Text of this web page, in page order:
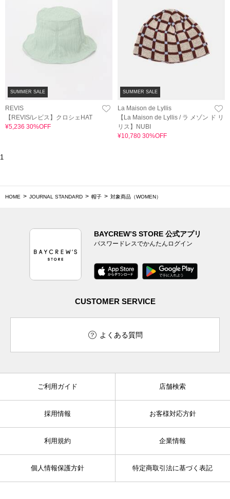
SUMMER SALE
REVIS
【REVIS/レビス】クロシェHAT
¥5,236 30%OFF
SUMMER SALE
La Maison de Lyllis
【La Maison de Lyllis / ラ メゾン ド リ
リス】NUBI
¥10,780 30%OFF
1
HOME JOURNAL STANDARD 帽子 対象商品（WOMEN）
BAYCREW’S STORE 公式アプリ
パスワードレスでかんたんログイン
CUSTOMER SERVICE
よくある質問
ご利用ガイド 店舗検索
採用情報 お客様対応方針
利用規約 企業情報
個人情報保護方針 特定商取引法に基づく表記